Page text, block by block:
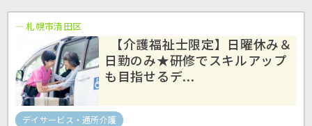
札幌市清田区
【介護福祉士限定】日曜休み＆
日勤のみ★研修でスキルアップ
も目指せるデ...
デイサービス・通所介護